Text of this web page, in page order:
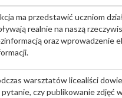
ma przedstawić uczniom
realnie na naszą
oraz wprowadzenie
warsztatów licealiści
pytanie, czy publikowanie zdjęć